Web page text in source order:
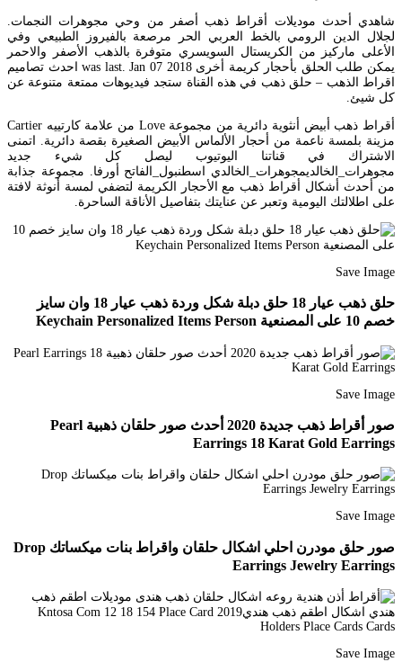
شاهدي أحدث موديلات أقراط ذهب أصفر من وحي مجوهرات النجمات.
لجلال الدين الرومي بالخط العربي الحر مرصعة بالفيروز الطبيعي وفي
الأعلى ماركيز من الكريستال السويسري متوفرة بالذهب الأصفر والاحمر
يمكن طلب الحلق بأحجار كريمة أخرى was last. Jan 07 2018 احدث تصاميم
اقراط الذهب – حلق ذهب في هذه القناة ستجد فيديوهات ممتعة متنوعة عن
كل شيئ.
أقراط ذهب أبيض أنثوية دائرية من مجموعة Love من علامة كارتييه Cartier
مزينة بلمسة ناعمة من أحجار الألماس الأبيض الصغيرة بقصة دائرية. اتمنى
الاشتراك في قناتنا اليوتيوب ليصل كل شيء جديد
مجوهرات_الخالديمجوهرات_الخالدي اسطنبول_الفاتح أورفا. مجموعة جذابة
من أحدث أشكال أقراط ذهب مع الأحجار الكريمة لتضفي لمسة أنوثة لافتة
على اطلالتك اليومية وتعبر عن عنايتك بتفاصيل الأناقة الساحرة.
Save Image
حلق ذهب عيار 18 حلق دبلة شكل وردة ذهب عيار 18 وان سايز
خصم 10 على المصنعية Keychain Personalized Items Person
Save Image
صور أقراط ذهب جديدة 2020 أحدث صور حلقان ذهبية Pearl
Earrings 18 Karat Gold Earrings
Save Image
صور حلق مودرن احلي اشكال حلقان واقراط بنات ميكساتك Drop
Earrings Jewelry Earrings
Save Image